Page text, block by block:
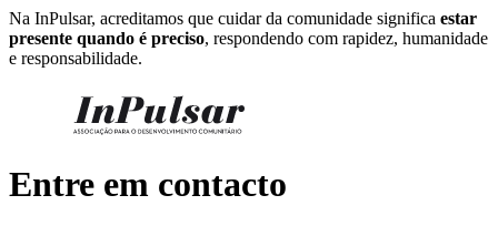
Na InPulsar, acreditamos que cuidar da comunidade significa estar
presente quando é preciso, respondendo com rapidez, humanidade
e responsabilidade.
Entre em contacto